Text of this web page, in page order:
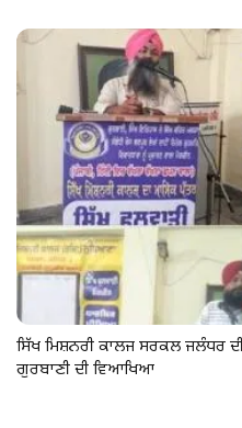
ਸਿੱਖ ਮਿਸ਼ਨਰੀ ਕਾਲਜ ਸਰਕਲ ਜਲੰਧਰ
ਗੁਰਬਾਣੀ ਦੀ ਵਿਆਖਿਆ